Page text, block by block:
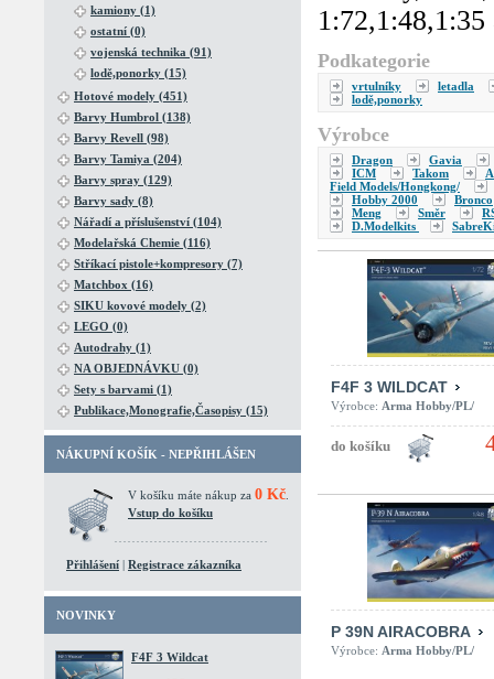
kamiony (1)
ostatní (0)
vojenská technika (91)
lodě,ponorky (15)
Hotové modely (451)
Barvy Humbrol (138)
Barvy Revell (98)
Barvy Tamiya (204)
Barvy spray (129)
Barvy sady (8)
Nářadí a příslušenství (104)
Modelařská Chemie (116)
Stříkací pistole+kompresory (7)
Matchbox (16)
SIKU kovové modely (2)
LEGO (0)
Autodrahy (1)
NA OBJEDNÁVKU (0)
Sety s barvami (1)
Publikace,Monografie,Časopisy (15)
NÁKUPNÍ KOŠÍK - NEPŘIHLÁŠEN
V košíku máte nákup za 0 Kč
Vstup do košíku
Přihlášení | Registrace zákazníka
NOVINKY
F4F 3 Wildcat
1:72,1:48,1:35
Podkategorie
vrtulníky
letadla
lodě,ponorky
Výrobce
Dragon
Gavia
ICM
Takom
Field Models/Hongkong/
Hobby 2000
Bronco
Meng
Směr
D.Modelkits
F4F 3 WILDCAT
Výrobce: Arma Hobby/PL/
P 39N AIRACOBRA
Výrobce: Arma Hobby/PL/